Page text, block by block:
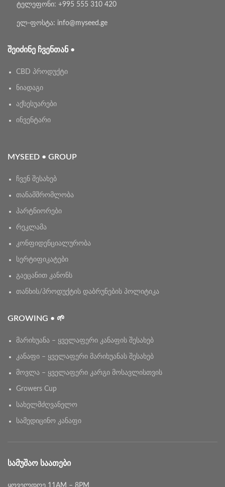
ტელეფონი: +995 555 310 420
ელ-ფოსტა: info@myseed.ge
ᲨᲔᲘᲫᲘᲜᲔ ᲩᲕᲔᲜᲗᲐᲜ •
CBD პროდუქტი
ნიადაგი
აქსესუარები
ინვენტარი
MYSEED • GROUP
ჩვენ შესახებ
თანამშრომლობა
პარტნიორები
რეკლამა
კონფიდენციალურობა
სერტიფიკატები
გაეცანით კანონს
თანხის/პროდუქტის დაბრუნების პოლიტიკა
GROWING • 🌱
მარიხუანა – ყველაფერი კანაფის შესახებ
კანაფი – ყველაფერი მარიხუანას შესახებ
მოვლა – ყველაფერი კარგი მოსავლისთვის
Growers Cup
სახელმძღვანელო
სამედიცინო კანაფი
ᲡᲐᲛᲣᲨᲐᲝ ᲡᲐᲐᲗᲔᲑᲘ
ყოველდღე 11AM – 8PM